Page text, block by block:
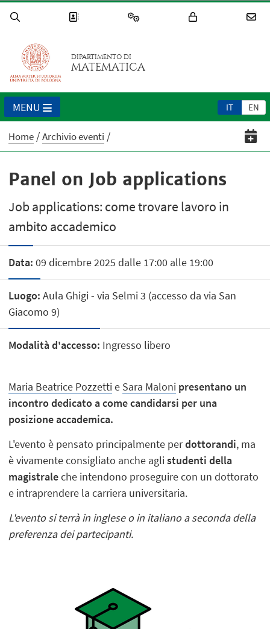
DIPARTIMENTO DI
MATEMATICA
IT EN
MENU
Home Archivio eventi
Panel on Job applications
Job applications: come trovare lavoro in
ambito accademico
Data: 09 dicembre 2025 dalle 17:00 alle 19:00
Luogo: Aula Ghigi - via Selmi 3 (accesso da via San
Giacomo 9)
Modalità d'accesso: Ingresso libero
Maria Beatrice Pozzettie Sara Maloni presentano un
incontro dedicato a come candidarsi per una
posizione accademica.
L'evento è pensato principalmente perdottorandi, ma
è vivamente consigliato anche aglistudenti della
magistraleche intendono proseguire con un dottorato
e intraprendere la carriera universitaria.
L'evento si terrà in inglese o in italiano a seconda della
preferenza dei partecipanti.